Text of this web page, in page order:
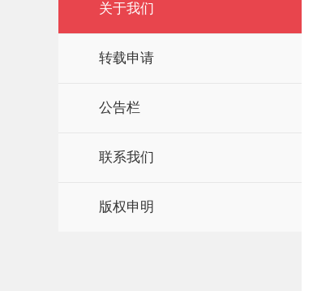
关于我们
转载申请
公告栏
联系我们
版权申明